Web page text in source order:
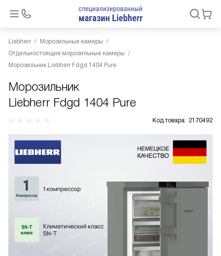
Liebherr
Морозильные камеры
Отдельностоящие морозильные камеры
Морозильник Liebherr Fdgd 1404 Pure
Морозильник
Liebherr Fdgd 1404 Pure
Код товара: 2170492